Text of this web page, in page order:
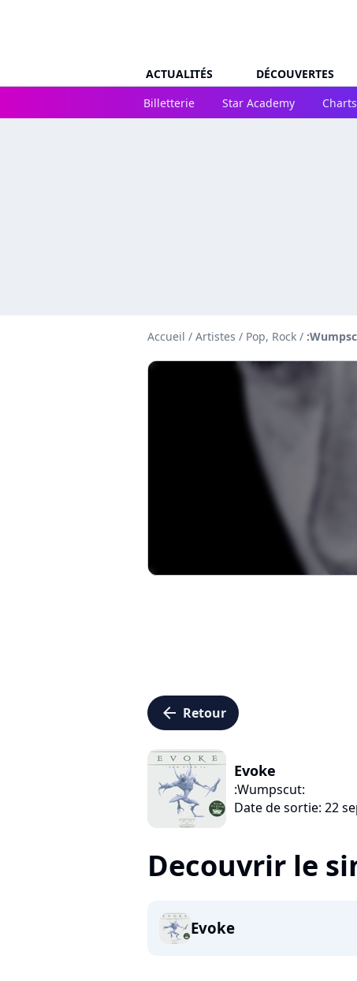
ACTUALITÉS DÉCOUVERTES
Billetterie
Star Academy
Accueil / Artistes / Pop, Rock /
arrow_left Retour
Evoke
:Wumpscut:
Date de sortie: 22
Decouvrir le
Evoke